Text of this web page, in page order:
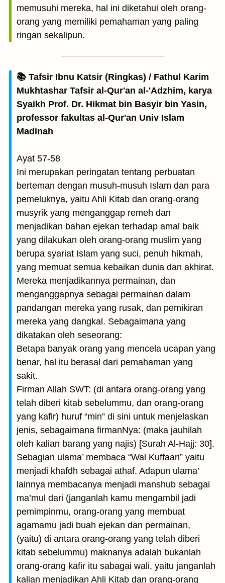
memusuhi mereka, hal ini diketahui oleh orang-
orang yang memiliki pemahaman yang paling
ringan sekalipun.
📚 Tafsir Ibnu Katsir (Ringkas) / Fathul Karim
Mukhtashar Tafsir al-Qur'an al-'Adzhim, karya
Syaikh Prof. Dr. Hikmat bin Basyir bin Yasin,
professor fakultas al-Qur'an Univ Islam
Madinah
Ayat 57-58
Ini merupakan peringatan tentang perbuatan
berteman dengan musuh-musuh Islam dan para
pemeluknya, yaitu Ahli Kitab dan orang-orang
musyrik yang menganggap remeh dan
menjadikan bahan ejekan terhadap amal baik
yang dilakukan oleh orang-orang muslim yang
berupa syariat Islam yang suci, penuh hikmah,
yang memuat semua kebaikan dunia dan akhirat.
Mereka menjadikannya permainan, dan
menganggapnya sebagai permainan dalam
pandangan mereka yang rusak, dan pemikiran
mereka yang dangkal. Sebagaimana yang
dikatakan oleh seseorang:
Betapa banyak orang yang mencela ucapan yang
benar, hal itu berasal dari pemahaman yang
sakit.
Firman Allah SWT: (di antara orang-orang yang
telah diberi kitab sebelummu, dan orang-orang
yang kafir) huruf “min” di sini untuk menjelaskan
jenis, sebagaimana firmanNya: (maka jauhilah
oleh kalian barang yang najis) [Surah Al-Hajj: 30].
Sebagian ulama’ membaca “Wal Kuffaari” yaitu
menjadi khafdh sebagai athaf. Adapun ulama’
lainnya membacanya menjadi manshub sebagai
ma’mul dari (janganlah kamu mengambil jadi
pemimpinmu, orang-orang yang membuat
agamamu jadi buah ejekan dan permainan,
(yaitu) di antara orang-orang yang telah diberi
kitab sebelummu) maknanya adalah bukanlah
orang-orang kafir itu sabagai wali, yaitu janganlah
kalian menjadikan Ahli Kitab dan orang-orang